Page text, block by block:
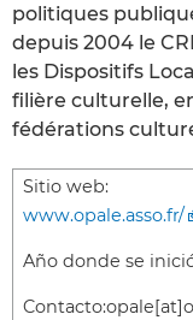
politiques
depuis 2004 le
les Dispositifs
filière culturelle,
fédérations
Sitio web:
www.opale.asso.fr/
Año donde se
Contacto: